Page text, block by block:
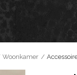
Woonkamer